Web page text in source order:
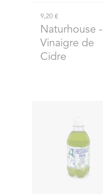
9,20 €
Naturhouse -
Vinaigre de
Cidre